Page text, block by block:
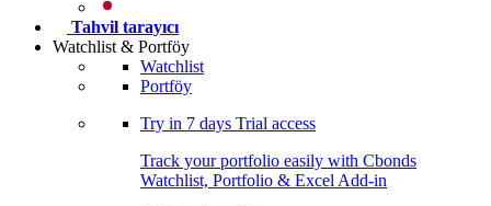
Tahvil tarayıcı
Watchlist & Portföy
Watchlist
Portföy
Try in 7 days Trial access
Track your portfolio easily with Cbonds
Watchlist, Portfolio & Excel Add-in